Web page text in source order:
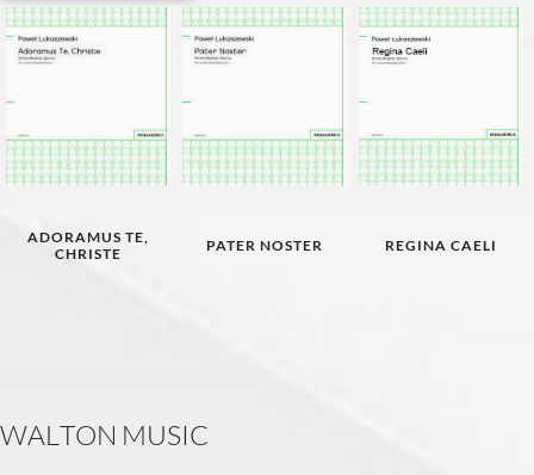
ADORAMUS TE,
CHRISTE
PATER NOSTER REGINA CAELI
WAL TON MUSIC